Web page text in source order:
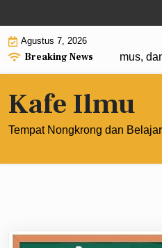
to
contentAgustus 7, 2026
Breaking News
0: Pengertian, Rumus, dan
Kafe Ilmu
Tempat Nongkrong dan Belajar